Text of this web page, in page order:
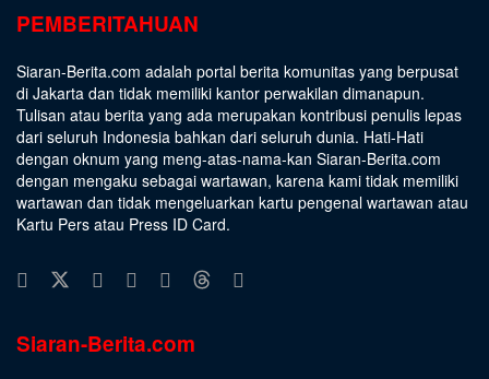
PEMBERITAHUAN
Siaran-Berita.com adalah portal berita komunitas yang berpusat
di Jakarta dan tidak memiliki kantor perwakilan dimanapun.
Tulisan atau berita yang ada merupakan kontribusi penulis lepas
dari seluruh Indonesia bahkan dari seluruh dunia. Hati-Hati
dengan oknum yang meng-atas-nama-kan Siaran-Berita.com
dengan mengaku sebagai wartawan, karena kami tidak memiliki
wartawan dan tidak mengeluarkan kartu pengenal wartawan atau
Kartu Pers atau Press ID Card.
Siaran-Berita.com